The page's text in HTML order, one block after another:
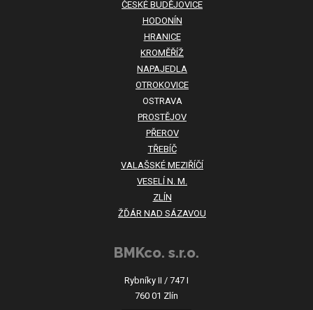
ČESKÉ BUDĚJOVICE
HODONÍN
HRANICE
KROMĚŘÍŽ
NAPAJEDLA
OTROKOVICE
OSTRAVA
PROSTĚJOV
PŘEROV
TŘEBÍČ
VALAŠSKÉ MEZIŘÍČÍ
VESELÍ N. M.
ZLÍN
ŽĎÁR NAD SÁZAVOU
BMKco. s.r.o.
Rybníky II / 747 I
760 01 Zlín